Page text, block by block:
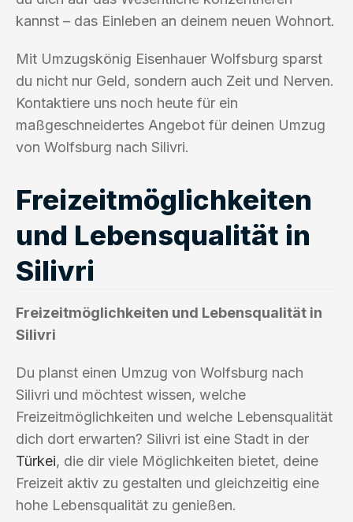
kannst – das Einleben an deinem neuen Wohnort.
Mit Umzugskönig Eisenhauer Wolfsburg sparst
du nicht nur Geld, sondern auch Zeit und Nerven.
Kontaktiere uns noch heute für ein
maßgeschneidertes Angebot für deinen Umzug
von Wolfsburg nach Silivri.
Freizeitmöglichkeiten
und Lebensqualität in
Silivri
Freizeitmöglichkeiten und Lebensqualität in
Silivri
Du planst einen Umzug von Wolfsburg nach
Silivri und möchtest wissen, welche
Freizeitmöglichkeiten und welche Lebensqualität
dich dort erwarten? Silivri ist eine Stadt in der
Türkei, die dir viele Möglichkeiten bietet, deine
Freizeit aktiv zu gestalten und gleichzeitig eine
hohe Lebensqualität zu genießen.